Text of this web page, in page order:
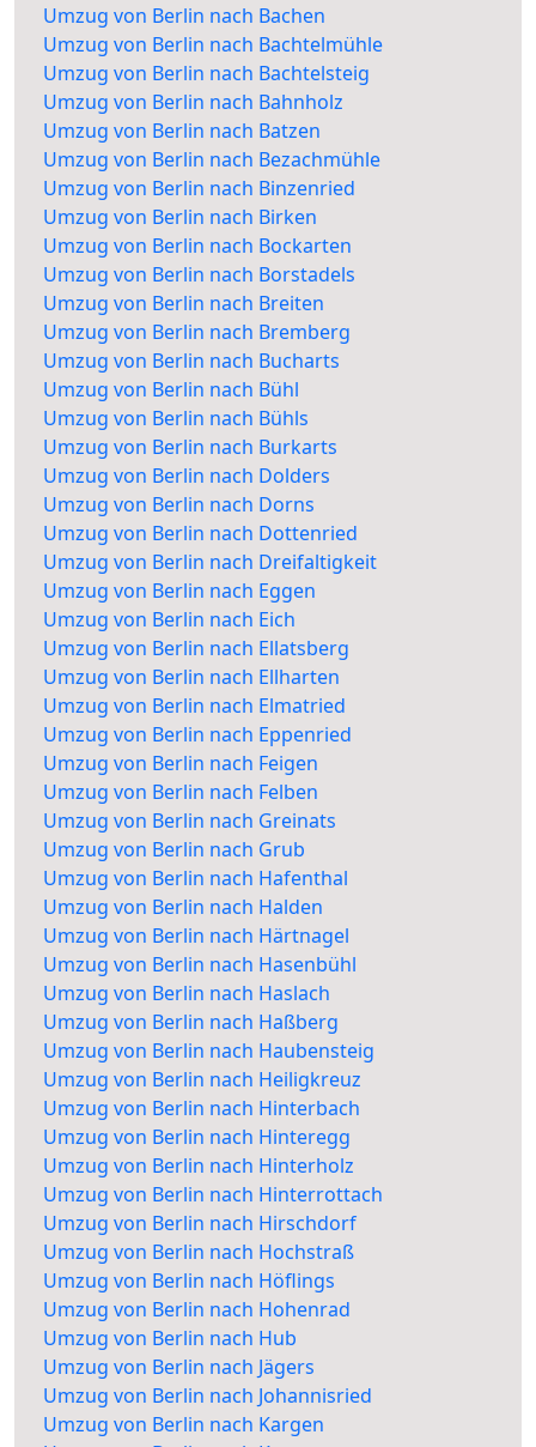
Umzug von Berlin nach Bachen
Umzug von Berlin nach Bachtelmühle
Umzug von Berlin nach Bachtelsteig
Umzug von Berlin nach Bahnholz
Umzug von Berlin nach Batzen
Umzug von Berlin nach Bezachmühle
Umzug von Berlin nach Binzenried
Umzug von Berlin nach Birken
Umzug von Berlin nach Bockarten
Umzug von Berlin nach Borstadels
Umzug von Berlin nach Breiten
Umzug von Berlin nach Bremberg
Umzug von Berlin nach Bucharts
Umzug von Berlin nach Bühl
Umzug von Berlin nach Bühls
Umzug von Berlin nach Burkarts
Umzug von Berlin nach Dolders
Umzug von Berlin nach Dorns
Umzug von Berlin nach Dottenried
Umzug von Berlin nach Dreifaltigkeit
Umzug von Berlin nach Eggen
Umzug von Berlin nach Eich
Umzug von Berlin nach Ellatsberg
Umzug von Berlin nach Ellharten
Umzug von Berlin nach Elmatried
Umzug von Berlin nach Eppenried
Umzug von Berlin nach Feigen
Umzug von Berlin nach Felben
Umzug von Berlin nach Greinats
Umzug von Berlin nach Grub
Umzug von Berlin nach Hafenthal
Umzug von Berlin nach Halden
Umzug von Berlin nach Härtnagel
Umzug von Berlin nach Hasenbühl
Umzug von Berlin nach Haslach
Umzug von Berlin nach Haßberg
Umzug von Berlin nach Haubensteig
Umzug von Berlin nach Heiligkreuz
Umzug von Berlin nach Hinterbach
Umzug von Berlin nach Hinteregg
Umzug von Berlin nach Hinterholz
Umzug von Berlin nach Hinterrottach
Umzug von Berlin nach Hirschdorf
Umzug von Berlin nach Hochstraß
Umzug von Berlin nach Höflings
Umzug von Berlin nach Hohenrad
Umzug von Berlin nach Hub
Umzug von Berlin nach Jägers
Umzug von Berlin nach Johannisried
Umzug von Berlin nach Kargen